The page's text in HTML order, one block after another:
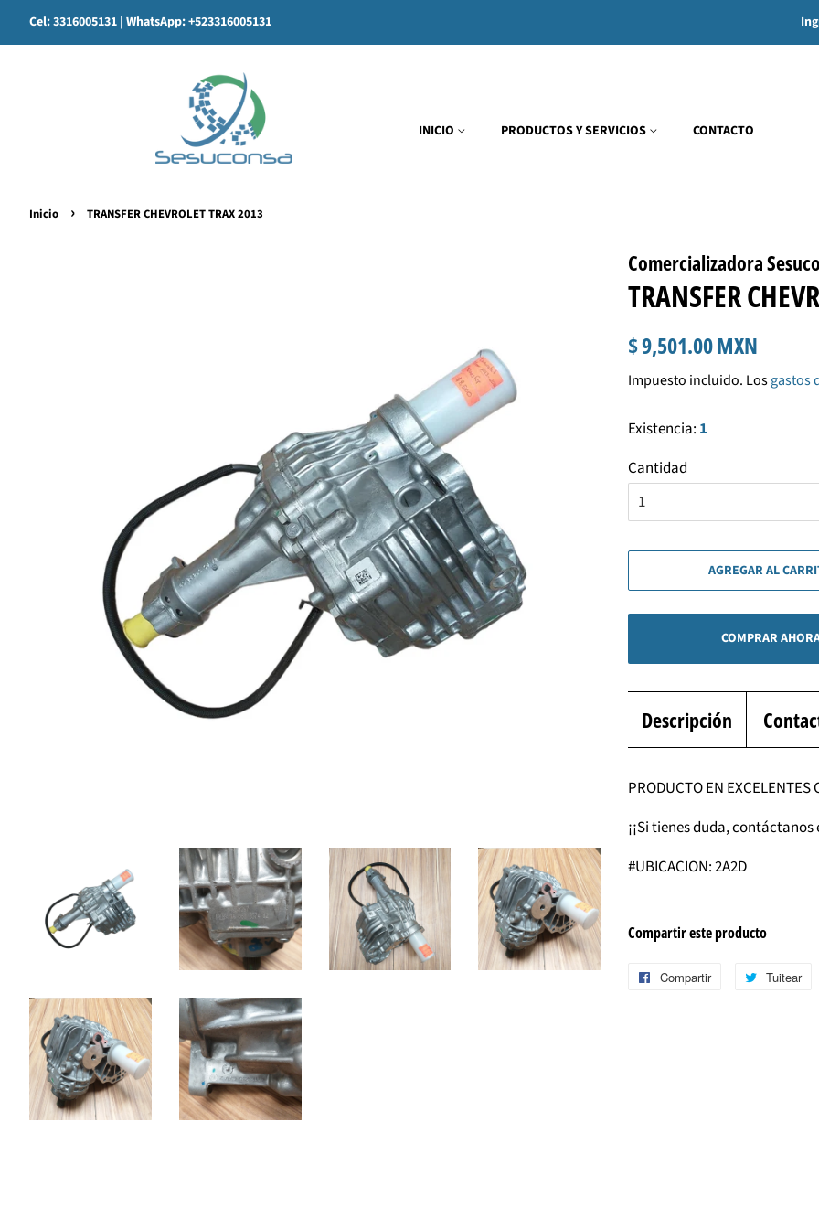
Cel: 3316005131 | WhatsApp: +523316005131
INICIO PRODUCTOS Y SERVICIOS CONTACTO
Inicio › TRANSFER CHEVROLET TRAX 2013
Comercializadora
TRANSFER
Precio
$ 9,501.00 MXN
venta
Impuesto incluido. Losgastos
Existencia: 1
Cantidad
AGREGAR AL
COMPRAR
Descripción
PRODUCTO EN EXCELENTES
¡¡Si tienes duda,
#UBICACION: 2A2D
Compartir este producto
Compartir
CompartirTuitear